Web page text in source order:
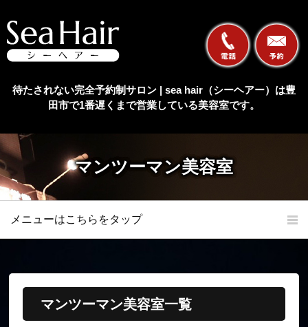
待たされない完全予約制サロン | sea hair（シーヘアー）は豊
田市で1番遅くまで営業している美容室です。
マンツーマン美容室
メニューはこちらをタップ
オンラインショップ 髪質改善
マンツーマン美容室一覧